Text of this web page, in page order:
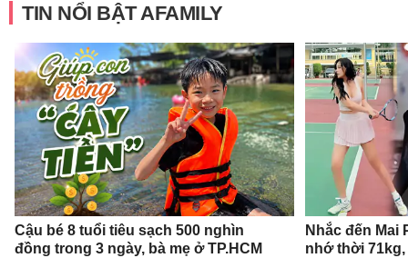
TIN NỔI BẬT AFAMILY
Cậu bé 8 tuổi tiêu sạch 500 nghìn
đồng trong 3 ngày, bà mẹ ở TP.HCM
Nhắc đến
nhớ thời